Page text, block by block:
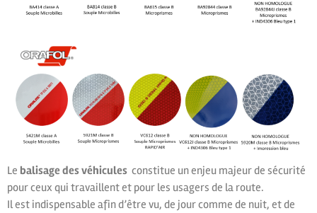
Le balisage des véhicules constitue un enjeu majeur de sécurité
pour ceux qui travaillent et pour les usagers de la route.
Il est indispensable afin d’être vu, de jour comme de nuit, et de